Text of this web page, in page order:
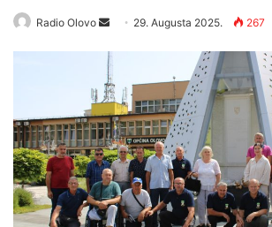
Radio Olovo
n
d
a
n
e
m
a
i
29. Augusta 2025. 267